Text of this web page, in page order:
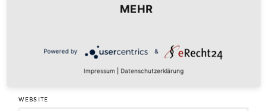
E-MAIL-ADRESSE
WEBSITE
MEHR
Powered by &
Impressum Datenschutzerklärung